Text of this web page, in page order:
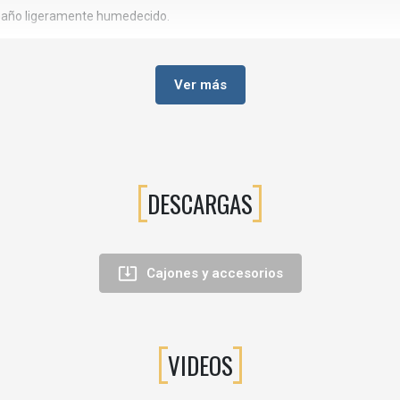
ligeramente humedecido.
el ruido al abrir y cerrar y permite localizar rápidamente cada pieza.
Line Blum para cajones y caceroleros.
fondo 500 mm y ancho útil de 300 mm. En otros sistemas puede no
Ver más
DESCARGAS
 Cajones y accesorios
VIDEOS